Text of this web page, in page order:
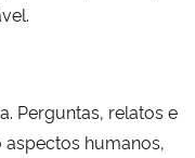
Perguntas, relatos e
humanos,